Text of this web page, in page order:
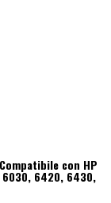
con HP
6030, 6420, 6430,